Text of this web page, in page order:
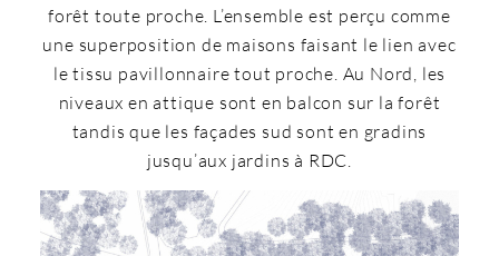
forêt toute proche. L’ensemble est perçu comme
une superposition de maisons faisant le lien avec
le tissu pavillonnaire tout proche. Au Nord, les
niveaux en attique sont en balcon sur la forêt
tandis que les façades sud sont en gradins
jusqu’aux jardins à RDC.